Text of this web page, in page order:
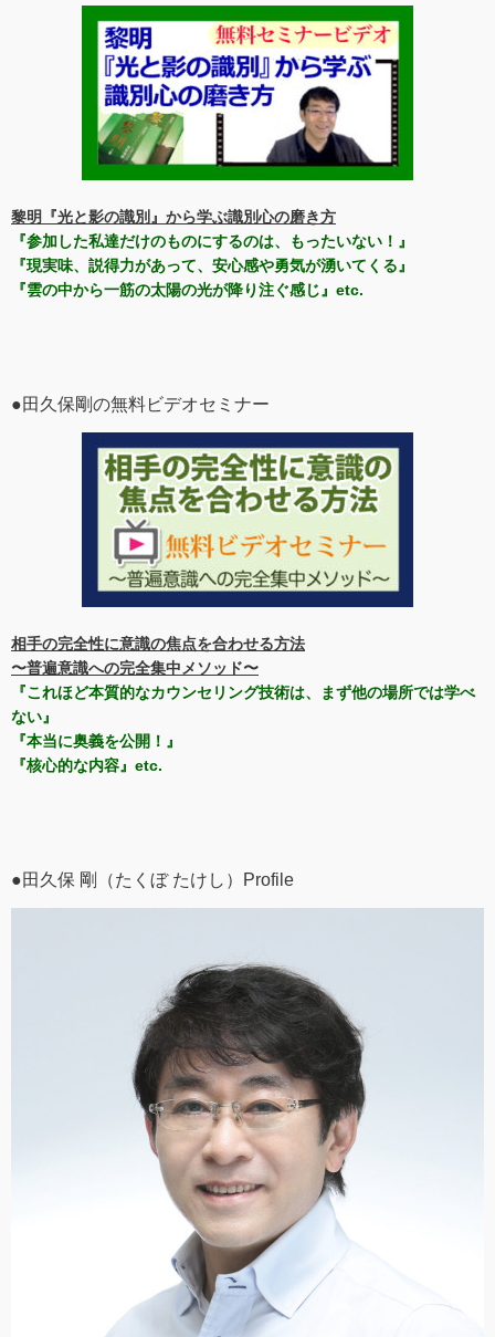
黎明『光と影の識別』から学ぶ識別心の磨き方
『参加した私達だけのものにするのは、もったいない！』
『現実味、説得力があって、安心感や勇気が湧いてくる』
『雲の中から一筋の太陽の光が降り注ぐ感じ』etc.
●田久保剛の無料ビデオセミナー
相手の完全性に意識の焦点を合わせる方法
〜普遍意識への完全集中メソッド〜
『これほど本質的なカウンセリング技術は、まず他の場所では学べ
ない』
『本当に奥義を公開！』
『核心的な内容』etc.
●田久保 剛（たくぼ たけし）Profile